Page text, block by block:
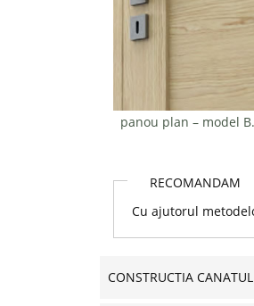
panou plan – model
RECOMANDAM
Cu ajutorul
CONSTRUCTIA